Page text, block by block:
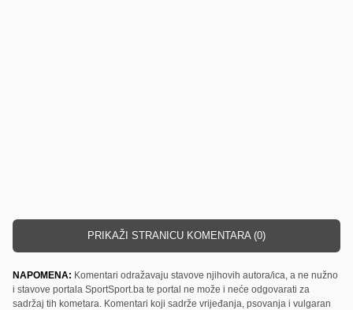
PRIKAŽI STRANICU KOMENTARA (0)
NAPOMENA: Komentari odražavaju stavove njihovih autora/ica, a ne nužno
i stavove portala SportSport.ba te portal ne može i neće odgovarati za
sadržaj tih kometara. Komentari koji sadrže vrijeđanja, psovanja i vulgaran